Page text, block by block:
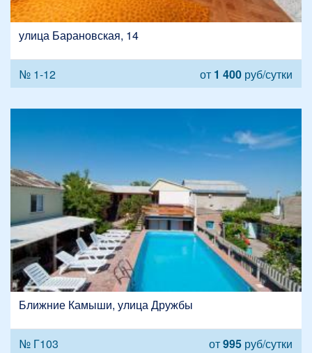
улица Барановская, 14
№ 1-12 от 1 400 руб/сутки
Ближние Камыши, улица Дружбы
№ Г103 от995 руб/сутки